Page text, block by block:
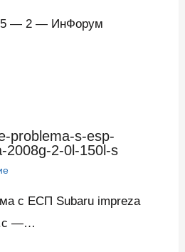
— 2 — ИнФорум
problema-s-esp-
2008g-2-0l-150l-s
с ЕСП Subaru impreza
—…